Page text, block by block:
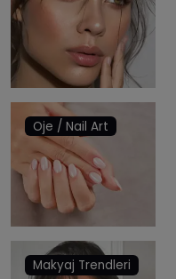
Oje / Nail Art
Makyaj Trendleri